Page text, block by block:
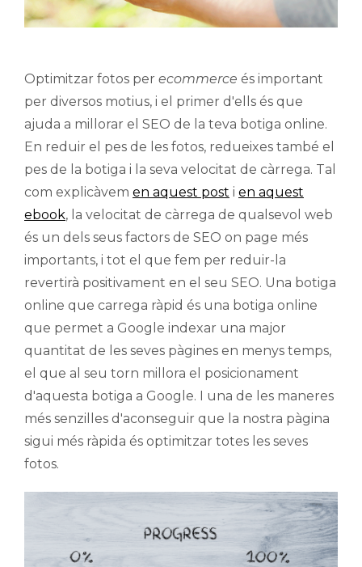
Optimitzar fotos per ecommerce és important
per diversos motius, i el primer d'ells és que
ajuda a millorar el SEO de la teva botiga online.
En reduir el pes de les fotos, redueixes també el
pes de la botiga i la seva velocitat de càrrega. Tal
com explicàvem en aquest post i en aquest
ebook, la velocitat de càrrega de qualsevol web
és un dels seus factors de SEO on page més
importants, i tot el que fem per reduir-la
revertirà positivament en el seu SEO. Una botiga
online que carrega ràpid és una botiga online
que permet a Google indexar una major
quantitat de les seves pàgines en menys temps,
el que al seu torn millora el posicionament
d'aquesta botiga a Google. I una de les maneres
més senzilles d'aconseguir que la nostra pàgina
sigui més ràpida és optimitzar totes les seves
fotos.